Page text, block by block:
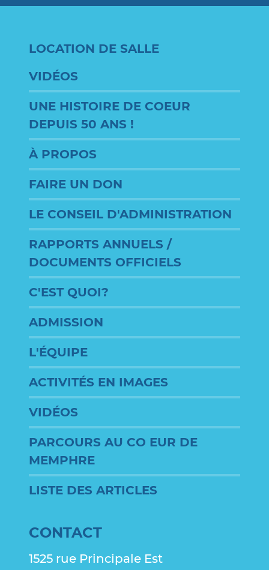
LOCATION DE SALLE
VIDÉOS
UNE HISTOIRE DE COEUR
DEPUIS 50 ANS !
À PROPOS
FAIRE UN DON
LE CONSEIL D'ADMINISTRATION
RAPPORTS ANNUELS /
DOCUMENTS OFFICIELS
C'EST QUOI?
ADMISSION
L'ÉQUIPE
ACTIVITÉS EN IMAGES
VIDÉOS
PARCOURS AU CO EUR DE
MEMPHRE
LISTE DES ARTICLES
CONTACT
1525 rue Principale Est